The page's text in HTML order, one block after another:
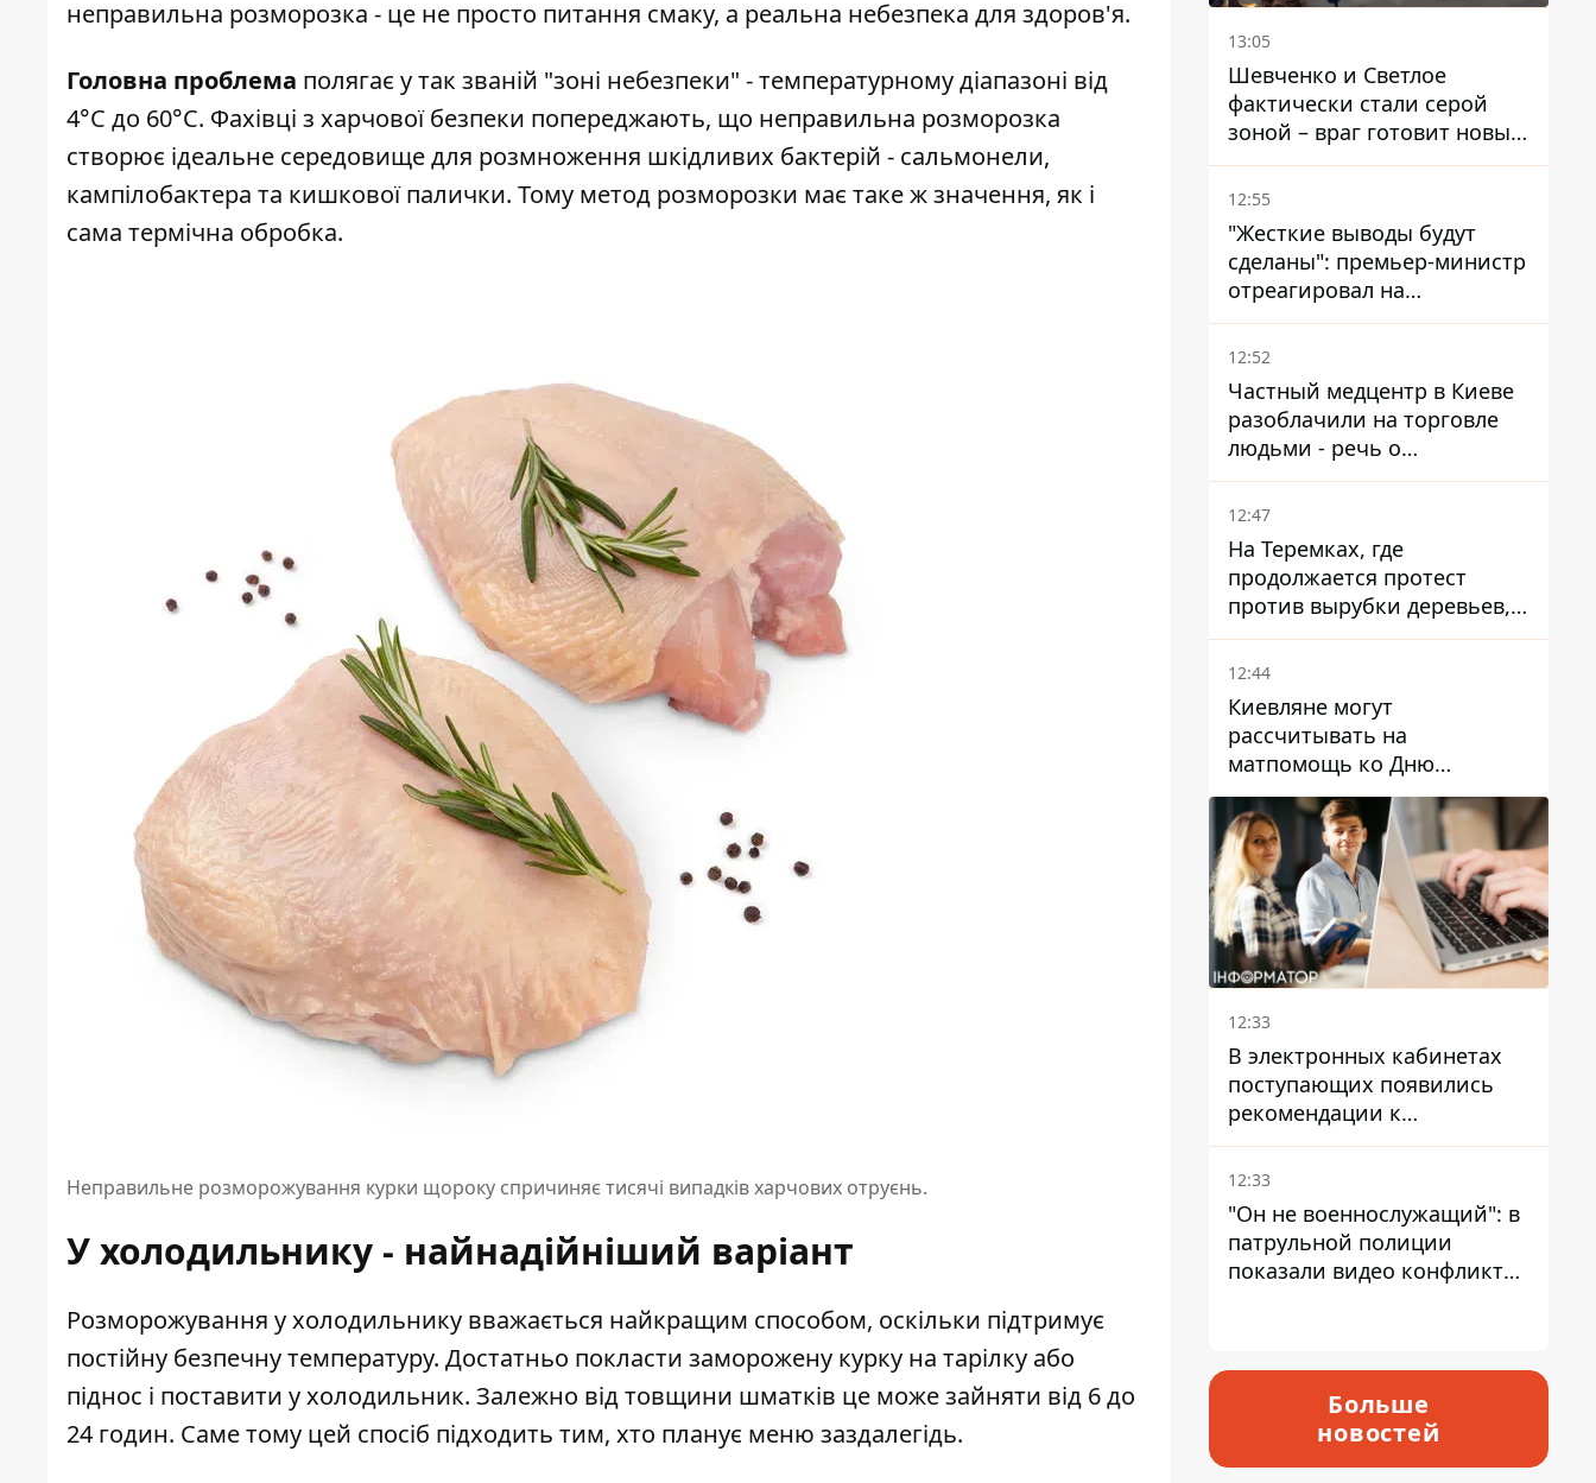
неправильна розморозка - це не просто питання смаку, а реальна небезпека для здоров'я.
Головна проблема полягає у так званій "зоні небезпеки" - температурному діапазоні від
4°C до 60°C. Фахівці з харчової безпеки попереджають, що неправильна розморозка
створює ідеальне середовище для розмноження шкідливих бактерій - сальмонели,
кампілобактера та кишкової палички. Тому метод розморозки має таке ж значення, як і
сама термічна обробка.
Неправильне розморожування курки щороку спричиняє тисячі випадків харчових отруєнь.
У холодильнику - найнадійніший варіант
Розморожування у холодильнику вважається найкращим способом, оскільки підтримує
постійну безпечну температуру. Достатньо покласти заморожену курку на тарілку або
піднос і поставити у холодильник. Залежно від товщини шматків це може зайняти від 6 до
24 годин. Саме тому цей спосіб підходить тим, хто планує меню заздалегідь.
13:05
Шевченко и Светлое
фактически стали серой
зоной – враг готовит новые
атаки на Добропольском
направлении
12:55
"Жесткие выводы будут
сделаны": премьер-министр
отреагировал на
несколькодневное
отсутствие воды в Марганце
12:52
Частный медцентр в Киеве
разоблачили на торговле
людьми - речь о
суррогатном материнстве
12:47
На Теремках, где
продолжается протест
против вырубки деревьев,
произошла стычка со
спецназом полиции
12:44
Киевляне могут
рассчитывать на
матпомощь ко Дню
независимости - кому ее
дадут
12:33
В электронных кабинетах
поступающих появились
рекомендации к
зачислению на бакалавриат
и в магистратуру – что
12:33
"Он не военнослужащий": в
патрульной полиции
показали видео конфликта
Больше
новостей